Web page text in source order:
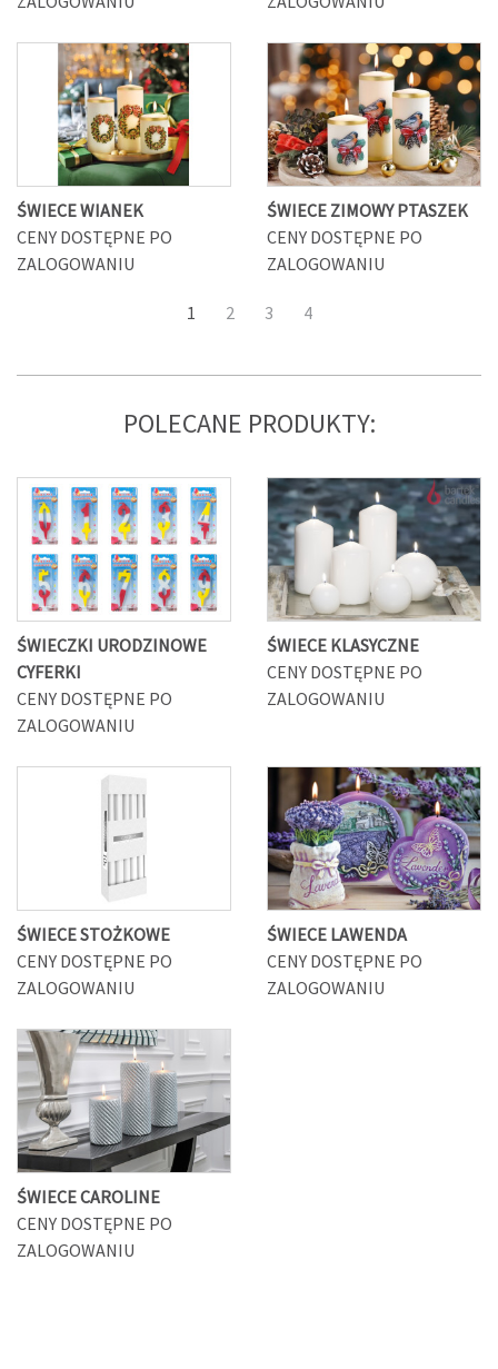
ŚWIECE WIANEK
CENY DOSTĘPNE PO
ZALOGOWANIU
ŚWIECE ZIMOWY PTASZEK
CENY DOSTĘPNE PO
ZALOGOWANIU
1 2 3 4
POLECANE PRODUKTY:
ŚWIECZKI URODZINOWE
CYFERKI
CENY DOSTĘPNE PO
ZALOGOWANIU
ŚWIECE KLASYCZNE
CENY DOSTĘPNE PO
ZALOGOWANIU
ŚWIECE STOŻKOWE
CENY DOSTĘPNE PO
ZALOGOWANIU
ŚWIECE LAWENDA
CENY DOSTĘPNE PO
ZALOGOWANIU
ŚWIECE CAROLINE
CENY DOSTĘPNE PO
ZALOGOWANIU